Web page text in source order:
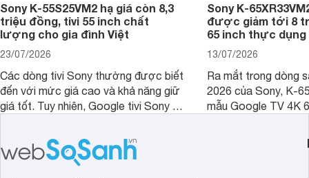
Sony K-55S25VM2 hạ giá còn 8,3
triệu đồng, tivi 55 inch chất
lượng cho gia đình Việt
23/07/2026
Các dòng tivi Sony thường được biết
đến với mức giá cao và khả năng giữ
giá tốt. Tuy nhiên, Google tivi Sony 55
hợp đáng chú ý khi có mức giá dễ
tiếp cận hơn dù mới ra mắt trong năm
Sony K-
được giảm tới 8
65 inch thực
13/07/2026
Ra mắt trong dòng
2026 của Sony, K-
mẫu Google TV 4K
tảng Google TV
nghệ hỗ trợ nâng